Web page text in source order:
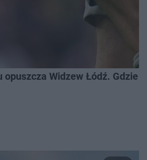
opuszcza Widzew Łódź. Gdzie